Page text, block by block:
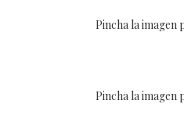
Pincha la imagen
Pincha la imagen